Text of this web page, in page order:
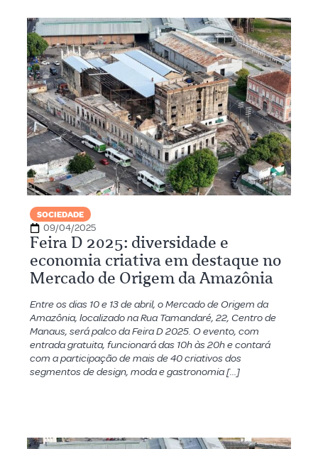
SOCIEDADE
09/04/2025
Feira D 2025: diversidade e
economia criativa em destaque no
Mercado de Origem da Amazônia
Entre os dias 10 e 13 de abril, o Mercado de Origem da
Amazônia, localizado na Rua Tamandaré, 22, Centro de
Manaus, será palco da Feira D 2025. O evento, com
entrada gratuita, funcionará das 10h às 20h e contará
com a participação de mais de 40 criativos dos
segmentos de design, moda e gastronomia […]